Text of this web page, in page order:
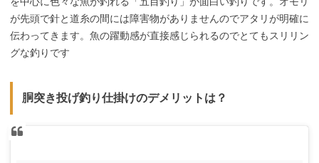
が先頭で針と道糸の間には障害物がありませんのでアタリが明確に
伝わってきます。魚の躍動感が直接感じられるのでとてもスリリン
グな釣りです
胴突き投げ釣り仕掛けのデメリットは？